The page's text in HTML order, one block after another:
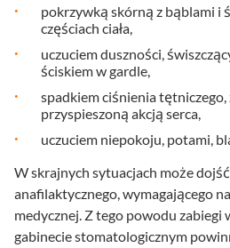
pokrzywką skórną z bąblami i
częściach ciała,
uczuciem duszności,
ściskiem w gardle,
spadkiem ciśnienia tętniczego,
przyspieszoną akcją serca,
uczuciem niepokoju, potami,
W skrajnych sytuacjach może
anafilaktycznego, wymagającego
medycznej. Z tego powodu
gabinecie stomatologicznym